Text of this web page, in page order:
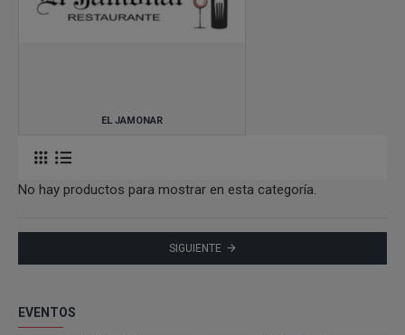
EL JAMONAR
No hay productos para mostrar en esta categoría.
SIGUIENTE
EVENTOS